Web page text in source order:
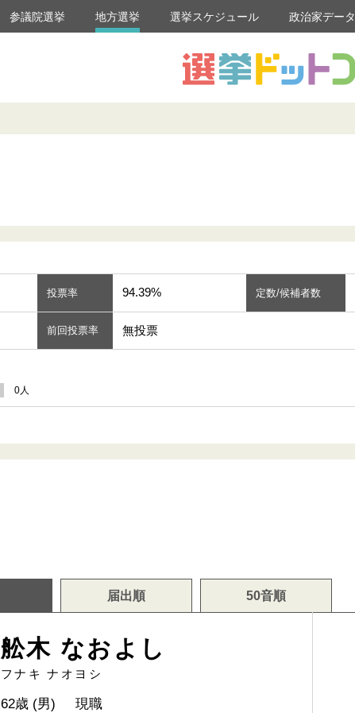
参議院選挙 地方選挙 選挙スケジュール 政治家データ
投票率 94.39% 定数/候補者数
前回投票率 無投票
0人
届出順 50音順
舩木 なおよし
フナキ ナオヨシ
62歳 (男) 現職